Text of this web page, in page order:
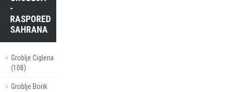
-
RASPORED
SAHRANA
Groblje Ciglena
(108)
Groblje Borik